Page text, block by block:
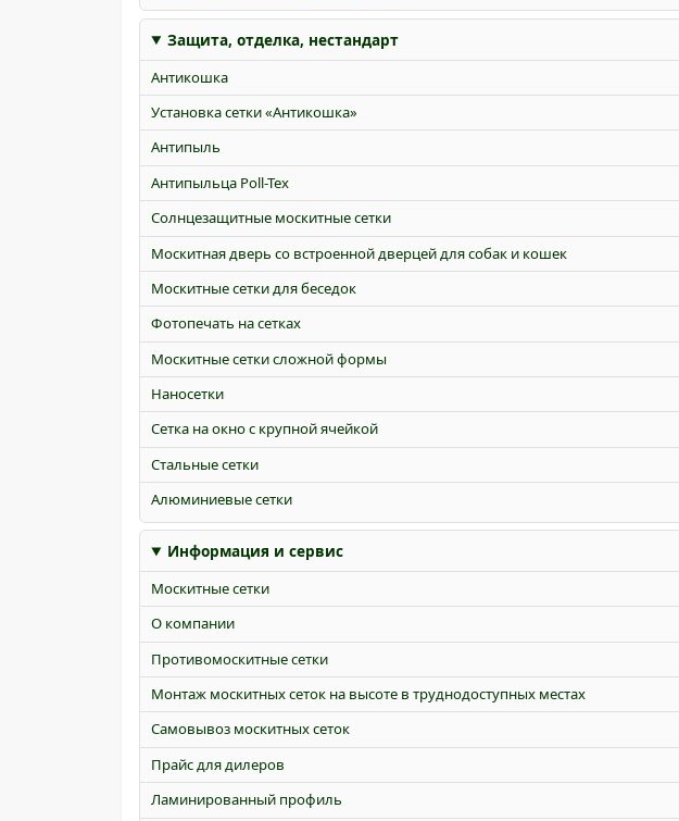
Защита, отделка, нестандарт
Антикошка
Установка сетки «Антикошка»
Антипыль
Антипыльца Poll-Tex
Солнцезащитные москитные сетки
Москитная дверь со встроенной дверцей для собак и кошек
Москитные сетки для беседок
Фотопечать на сетках
Москитные сетки сложной формы
Наносетки
Сетка на окно с крупной ячейкой
Стальные сетки
Алюминиевые сетки
Информация и сервис
Москитные сетки
О компании
Противомоскитные сетки
Монтаж москитных сеток на высоте в труднодоступных местах
Самовывоз москитных сеток
Прайс для дилеров
Ламинированный профиль